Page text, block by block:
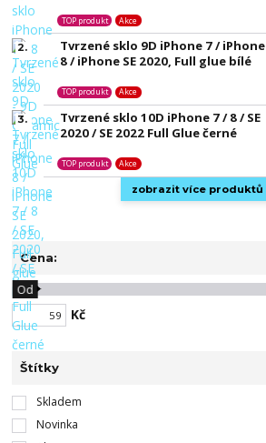
TOP produkt Akce
2.
Tvrzené sklo 9D iPhone 7 / iPhone
8 / iPhone SE 2020, Full glue bílé
TOP produkt Akce
3.
Tvrzené sklo 10D iPhone 7 / 8 / SE
2020 / SE 2022 Full Glue černé
TOP produkt Akce
zobrazit více produktů
Cena:
Kč
Od
Štítky
Skladem
Novinka